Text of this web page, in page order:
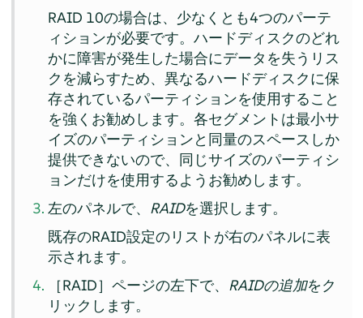
RAID 10の場合は、少なくとも4つのパーテ
ィションが必要です。ハードディスクのどれ
かに障害が発生した場合にデータを失うリス
クを減らすため、異なるハードディスクに保
存されているパーティションを使用すること
を強くお勧めします。各セグメントは最小サ
イズのパーティションと同量のスペースしか
提供できないので、同じサイズのパーティシ
ョンだけを使用するようお勧めします。
左のパネルで、 RAIDを選択します。
既存のRAID設定のリストが右のパネルに表
示されます。
［RAID］ページの左下で、 RAIDの追加をク
リックします。